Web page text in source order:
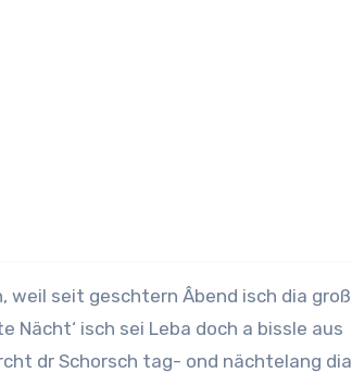
isch sei Leba doch a bissle aus
dr Schorsch tag- ond nächtelang dia